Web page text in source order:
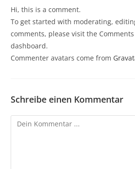
Hi, this is a comment.
To get started with moderating,
comments, please visit the
dashboard.
Commenter avatars come from
Schreibe einen Kommentar
Kommentieren